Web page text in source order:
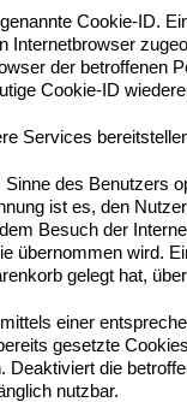
Cookie-ID.
der betroffenen
Cookie-ID
Services
des Benutzers
ist es, den
Besuch der
wird.
gelegt hat,
einer
gesetzte
die
nutzbar.